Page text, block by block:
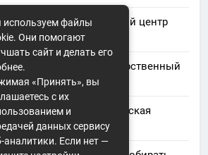
к записиЧПОУ Учебный центр
записи
Курский государственный
им. И.И. Иванова
к записиСеверо-Кавказская
файлы
Они помогают
сайт и делать его
«Принять», вы
с их
и
данных сервису
аналитики. Если нет —